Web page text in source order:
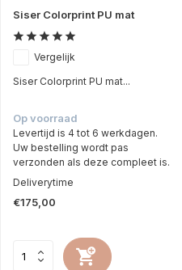
Siser Colorprint PU mat
Vergelijk
Siser Colorprint PU mat...
Op voorraad
Levertijd is 4 tot 6 werkdagen.
Uw bestelling wordt pas
verzonden als deze compleet is.
Deliverytime
€175,00